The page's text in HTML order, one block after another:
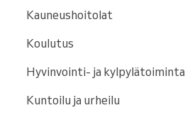
Kauneushoitolat
Koulutus
Hyvinvointi- ja kylpylätoiminta
Kuntoilu ja urheilu